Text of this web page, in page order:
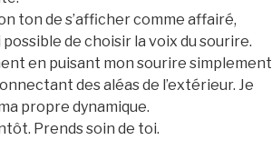
ton de s’afficher comme affairé,
de choisir la voix du sourire.
en puisant mon sourire simplement
des aléas de l’extérieur. Je
propre dynamique.
Prends soin de toi.